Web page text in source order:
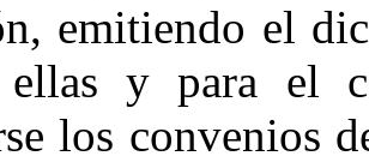
emitiendo el
y para el
los convenios